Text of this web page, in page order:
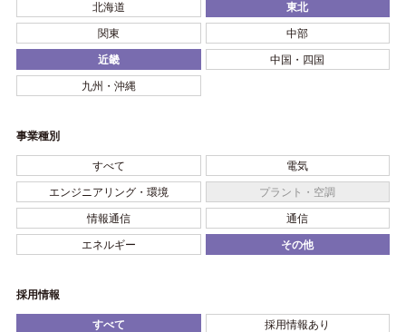
北海道 東北
関東 中部
近畿 中国・四国
九州・沖縄
事業種別
すべて 電気
エンジニアリング・環境 プラント・空調
情報通信 通信
エネルギー その他
採用情報
すべて 採用情報あり